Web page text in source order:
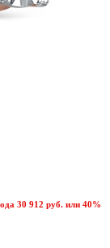
30 912 руб.или 40%